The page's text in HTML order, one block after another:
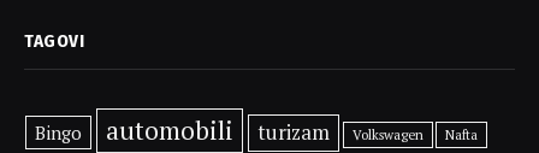
TAGOVI
Bingo automobili turizam Volkswagen Nafta